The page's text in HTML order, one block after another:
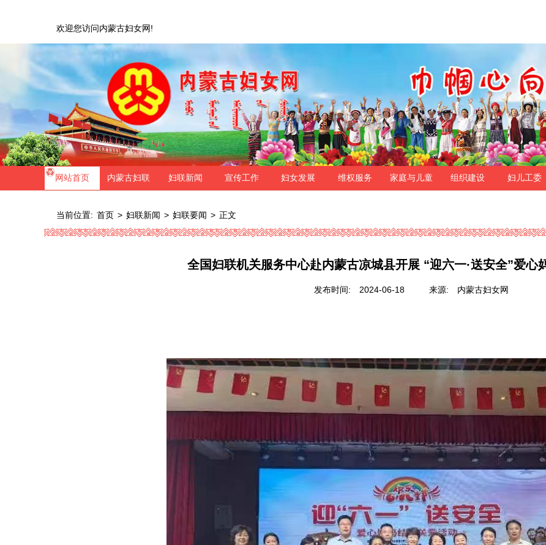
欢迎您访问内蒙古妇女网!
网站首页 内蒙古妇联 妇联新闻 宣传工作 妇女发展 维权服务 家庭与儿童 组织建设 妇儿工委
当前位置: 首页 > 妇联新闻 > 妇联要闻 > 正文
全国妇联机关服务中心赴内蒙古凉城县开展 “迎六一·送安全”爱心
发布时间: 2024-06-18 来源: 内蒙古妇女网